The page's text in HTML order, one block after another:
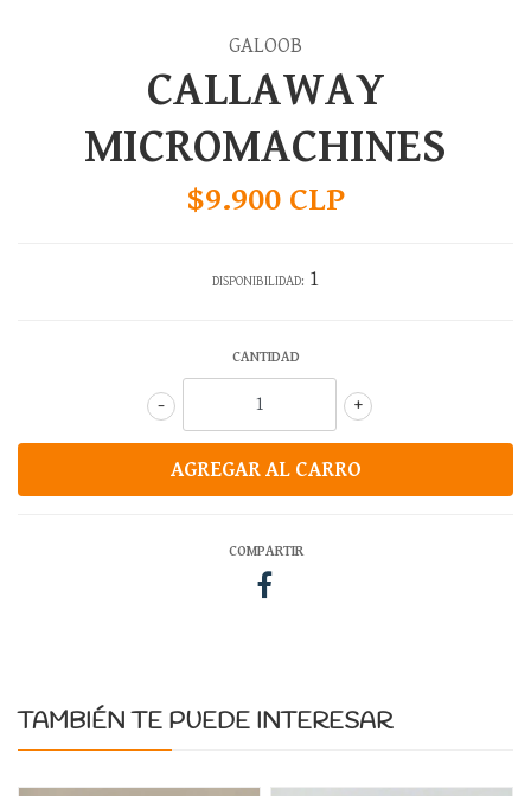
GALOOB
CALLAWAY
MICROMACHINES
$9.900 CLP
DISPONIBILIDAD: 1
CANTIDAD
+
-
COMPARTIR
TAMBIÉN TE PUEDE INTERESAR